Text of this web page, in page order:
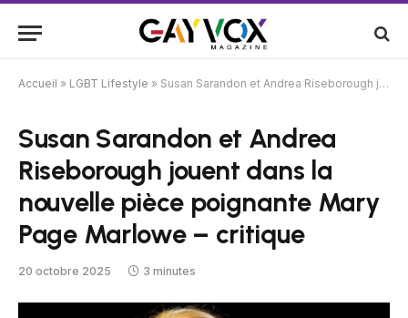
Accueil » LGBT Lifestyle » Susan Sarandon et Andrea Riseborough jouent dans la nouvelle pièce poignante Mary Page Marlowe – critique
Susan Sarandon et Andrea
Riseborough jouent dans la
nouvelle pièce poignante Mary
Page Marlowe – critique
20 octobre 2025 3 minutes